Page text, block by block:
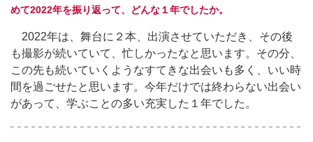
めて2022年を振り返って、どんな１年でしたか。
2022年は、舞台に２本、出演させていただき、その後
も撮影が続いていて、忙しかったなと思います。その分、
この先も続いていくようなすてきな出会いも多く、いい時
間を過ごせたと思います。今年だけでは終わらない出会い
があって、学ぶことの多い充実した１年でした。